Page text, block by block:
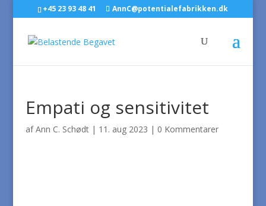
+45 23 93 48 41 AnnC@potentialefabrikken.dk
Empati og sensitivitet
afAnn C. Schødt| 11. aug 2023 | 0 Kommentarer